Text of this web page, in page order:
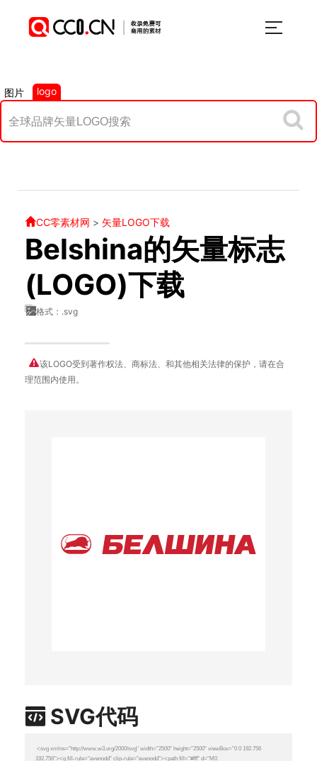
图片 logo
CC零素材网 > 矢量LOGO下载
Belshina的矢量标志
(LOGO)下载
格式：.svg
该LOGO受到著作权法、商标法、和其他相关法律的保护，请在合
理范围内使用。
SVG代码